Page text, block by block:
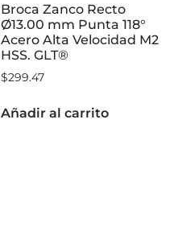
Broca Zanco Recto
Ø13.00 mm Punta 118°
Acero Alta Velocidad M2
HSS. GLT®
$299.47
Añadir al carrito